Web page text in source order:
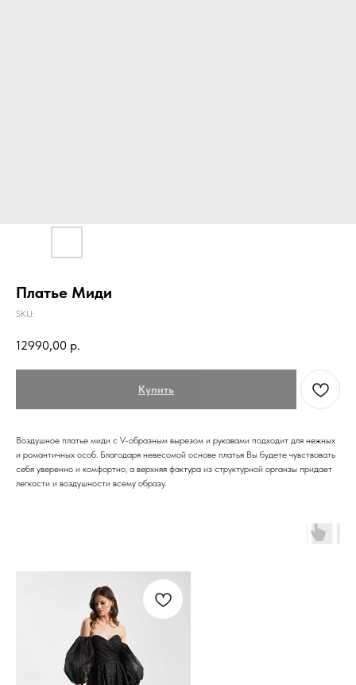
Платье Миди
SKU:
12990,00 р.
Купить
Воздушное платье миди с V-образным вырезом и рукавами подходит для нежных
и романтичных особ. Благодаря невесомой основе платья Вы будете чувствовать
себя уверенно и комфортно, а верхняя фактура из структурной органзы придает
легкости и воздушности всему образу.